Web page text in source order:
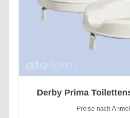
Derby Prima
Preise nach